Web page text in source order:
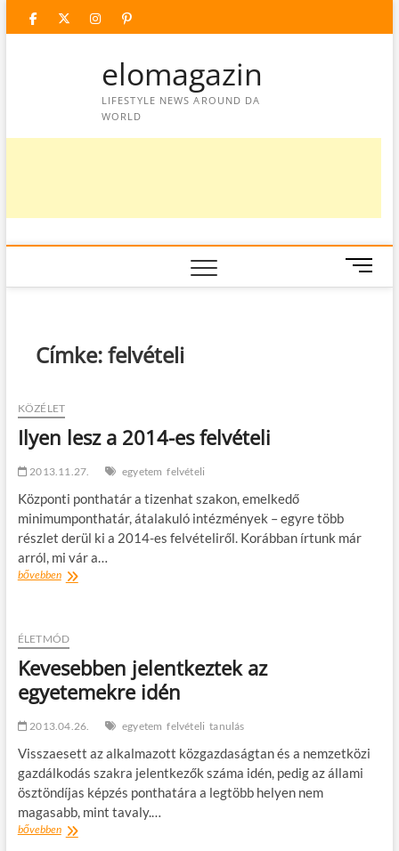
facebooktwitter
instagram
googleplus
pinterest
elomagazin
LIFESTYLE NEWS AROUND DA
WORLD
M
e
Címke:felvételi
KÖZÉLET
Ilyen lesz a 2014-es felvételi
2013.11.27. egyetem felvételi
Központi ponthatár a tizenhat szakon, emelkedő
minimumponthatár, átalakuló intézmények – egyre több
részlet derül ki a 2014-es felvételiről. Korábban írtunk már
arról, mi vár a…
bővebbenIlyen
es
ÉLETMÓD
Kevesebben jelentkeztek az
egyetemekre idén
2013.04.26. egyetem felvételi tanulás
Visszaesett az alkalmazott közgazdaságtan és a nemzetközi
gazdálkodás szakra jelentkezők száma idén, pedig az állami
ösztöndíjas képzés ponthatára a legtöbb helyen nem
magasabb, mint tavaly.…
bővebbenKevesebben